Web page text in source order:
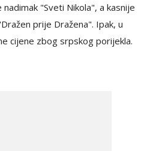
"Sveti Nikola", a kasnije
prije Dražena". Ipak, u
cijene zbog srpskog porijekla.